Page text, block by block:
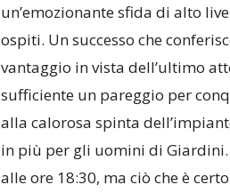
un’emozionante sfida di alto
ospiti. Un successo che
vantaggio in vista dell’ultimo
sufficiente un pareggio per
alla calorosa spinta
in più per gli uomini di Giardini.
alle ore 18:30, ma ciò che è